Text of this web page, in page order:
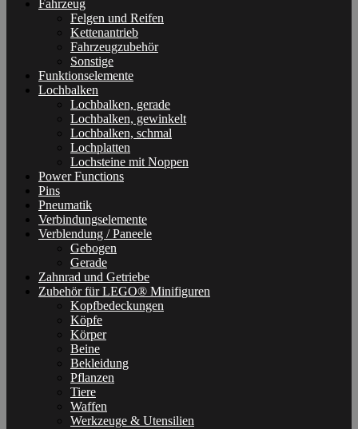
Fahrzeug
Felgen und Reifen
Kettenantrieb
Fahrzeugzubehör
Sonstige
Funktionselemente
Lochbalken
Lochbalken, gerade
Lochbalken, gewinkelt
Lochbalken, schmal
Lochplatten
Lochsteine mit Noppen
Power Functions
Pins
Pneumatik
Verbindungselemente
Verblendung / Paneele
Gebogen
Gerade
Zahnrad und Getriebe
Zubehör für LEGO® Minifiguren
Kopfbedeckungen
Köpfe
Körper
Beine
Bekleidung
Pflanzen
Tiere
Waffen
Werkzeuge & Utensilien